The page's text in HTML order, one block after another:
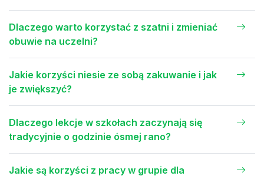
Dlaczego warto korzystać z szatni i zmieniać
obuwie na uczelni?
Jakie korzyści niesie ze sobą zakuwanie i jak
je zwiększyć?
Dlaczego lekcje w szkołach zaczynają się
tradycyjnie o godzinie ósmej rano?
Jakie są korzyści z pracy w grupie dla